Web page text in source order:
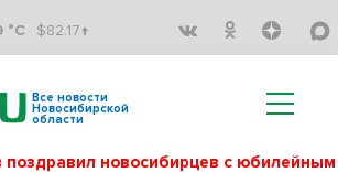
°C $82.17↑
Все новости
Новосибирской
области
поздравил новосибирцев с юбилейным